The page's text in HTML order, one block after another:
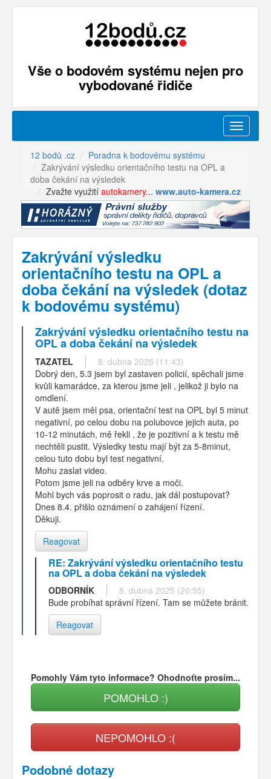
Vše o bodovém systému nejen pro
vybodované řidiče
Menu
12 bodů .cz
Poradna k bodovému systému
Zakrývání výsledku orientačního testu na OPL a
doba čekání na výsledek
Zvažte využití autokamery... www.auto-kamera.cz
Zakrývání výsledku
orientačního testu na OPL a
doba čekání na výsledek (dotaz
k bodovému systému)
Zakrývání výsledku orientačního testu na
OPL a doba čekání na výsledek
TAZATEL
8. dubna 2025 (11:43)
Dobrý den, 5.3 jsem byl zastaven policií, spěchali jsme
kvůli kamarádce, za kterou jsme jeli , jelikož ji bylo na
omdlení.
V autě jsem měl psa, orientační test na OPL byl 5 minut
negativní, po celou dobu na polubovce jejich auta, po
10-12 minutách, mě řekli , že je pozitivní a k testu mě
nechtěli pustit. Výsledky testu mají být za 5-8minut,
celou tuto dobu byl test negativní.
Mohu zaslat video.
Potom jsme jeli na odběry krve a moči.
Mohl bych vás poprosit o radu, jak dál postupovat?
Dnes 8.4. přišlo oznámení o zahájení řízení.
Děkuji.
Reagovat
RE: Zakrývání výsledku orientačního testu
na OPL a doba čekání na výsledek
ODBORNÍK
8. dubna 2025 (20:55)
Bude probíhat správní řízení. Tam se můžete bránit.
Reagovat
Pomohly Vám tyto informace? Ohodnoťte prosím...
POMOHLO :)
NEPOMOHLO :(
Podobné dotazy